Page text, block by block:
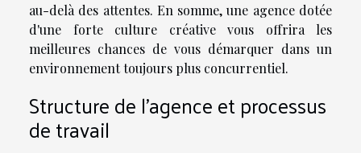
au-delà des attentes. En somme, une agence dotée
d'une forte culture créative vous offrira les
meilleures chances de vous démarquer dans un
environnement toujours plus concurrentiel.
Structure de l'agence et processus
de travail